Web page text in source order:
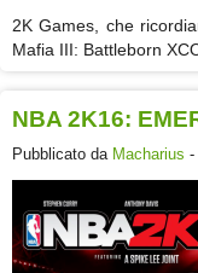
2K Games, che
Mafia III: Battleborn
NBA 2K16:
Pubblicato da Macharius -